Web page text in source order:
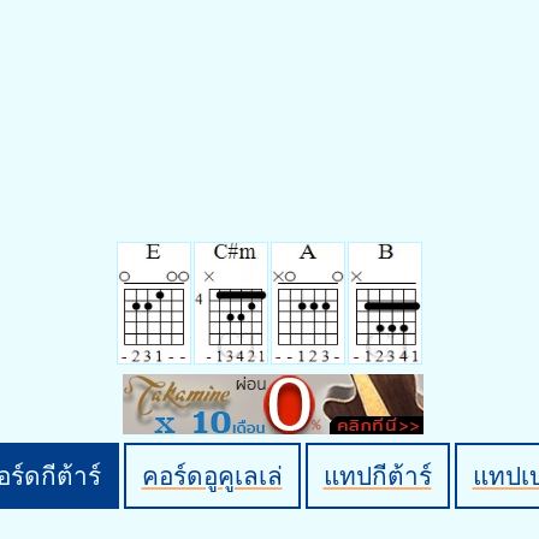
ร์ดกีต้าร์ คอร์ดอูคูเลเล่ แทปกีต้าร์ แทปเ